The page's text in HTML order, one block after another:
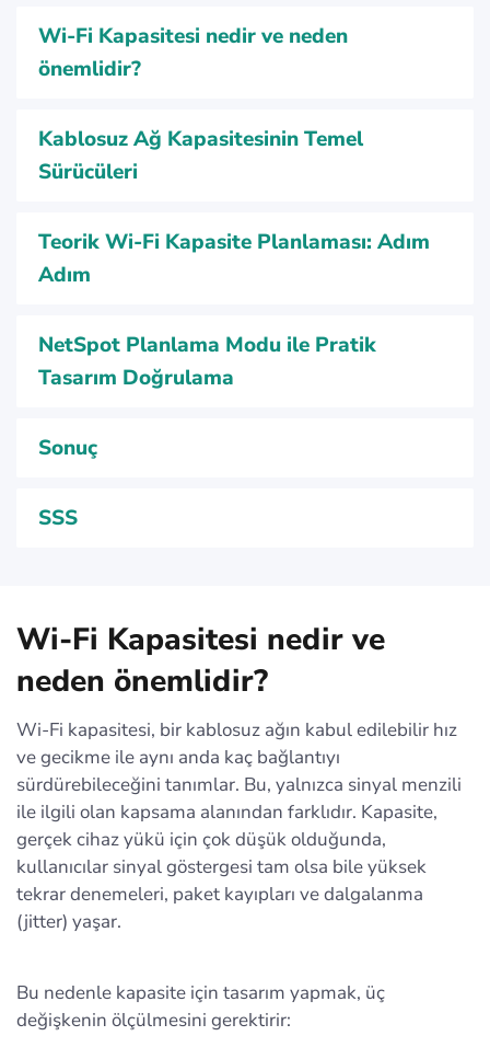
Wi-Fi Kapasitesi nedir ve neden
önemlidir?
Kablosuz Ağ Kapasitesinin Temel
Sürücüleri
Teorik Wi‑Fi Kapasite Planlaması: Adım
Adım
NetSpot Planlama Modu ile Pratik
Tasarım Doğrulama
Sonuç
SSS
Wi-Fi Kapasitesi nedir ve
neden önemlidir?
Wi‑Fi kapasitesi, bir kablosuz ağın kabul edilebilir hız
ve gecikme ile aynı anda kaç bağlantıyı
sürdürebileceğini tanımlar. Bu, yalnızca sinyal menzili
ile ilgili olan kapsama alanından farklıdır. Kapasite,
gerçek cihaz yükü için çok düşük olduğunda,
kullanıcılar sinyal göstergesi tam olsa bile yüksek
tekrar denemeleri, paket kayıpları ve dalgalanma
(jitter) yaşar.
Bu nedenle kapasite için tasarım yapmak, üç
değişkenin ölçülmesini gerektirir: